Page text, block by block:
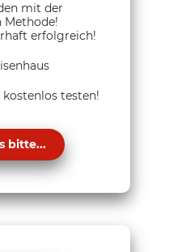
mit der
Methode!
erfolgreich!
testen!
bitte...